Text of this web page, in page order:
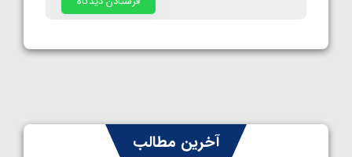
آخرین مطالب